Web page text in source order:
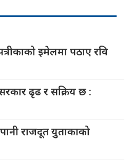
इमेलमा पठाए रवि
ढृढ र सक्रिय छ :
राजदूत युुताकाको